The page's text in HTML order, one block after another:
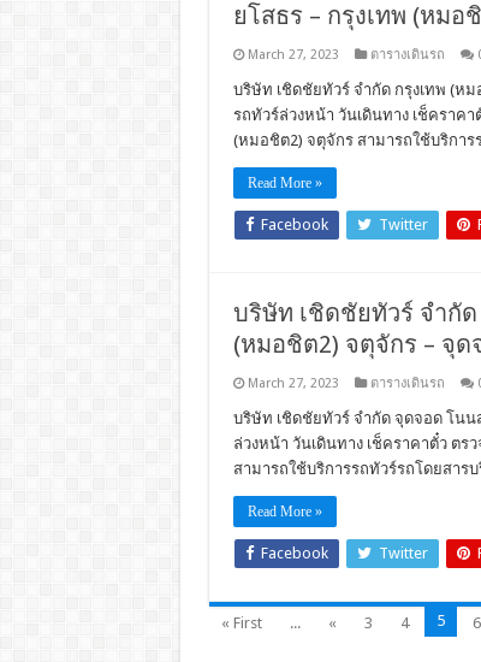
ยโสธร – กรุงเทพ (หมอ
March 27, 2023 ตารางเดินรถ
บริษัท เชิดชัยทัวร์ จำกัด กรุงเทพ (หม
รถทัวร์ล่วงหน้า วันเดินทาง เช็คราค
(หมอชิต2) จตุจักร สามารถใช้บริกา
Read More »
Facebook Twitter
บริษัท เชิดชัยทัวร์ จำกั
(หมอชิต2) จตุจักร – จุ
March 27, 2023 ตารางเดินรถ
บริษัท เชิดชัยทัวร์ จำกัด จุดจอด โนน
ล่วงหน้า วันเดินทาง เช็คราคาตั๋ว ต
สามารถใช้บริการรถทัวร์รถโดยสาร
Read More »
Facebook Twitter
« First ... « 3 4 5 6